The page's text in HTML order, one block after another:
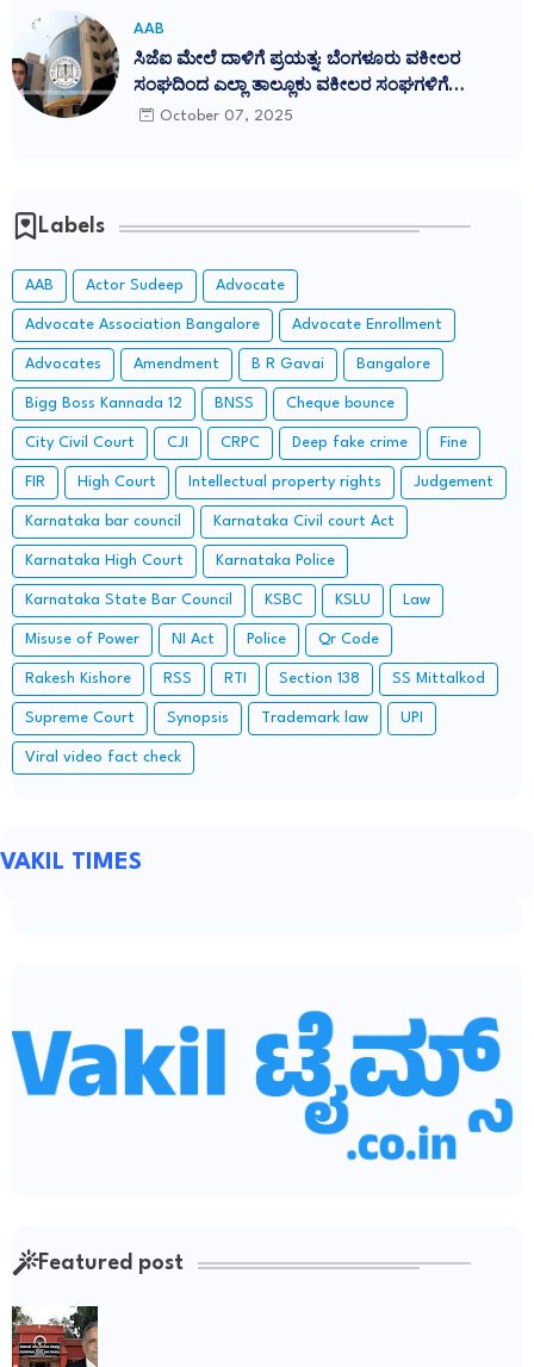
AAB
ಸಿಜೆಐ ಮೇಲೆ ದಾಳಿಗೆ ಪ್ರಯತ್ನ: ಬೆಂಗಳೂರು ವಕೀಲರ
ಸಂಘದಿಂದ ಎಲ್ಲಾ ತಾಲ್ಲೂಕು ವಕೀಲರ ಸಂಘಗಳಿಗೆ
ಪ್ರತಿಭಟನೆಗೆ ಕರೆ
October 07, 2025
Labels
AAB Actor Sudeep Advocate
Advocate Association Bangalore Advocate Enrollment
Advocates Amendment B R Gavai Bangalore
Bigg Boss Kannada 12 BNSS Cheque bounce
City Civil Court CJI CRPC Deep fake crime Fine
FIR High Court Intellectual property rights Judgement
Karnataka bar council Karnataka Civil court Act
Karnataka High Court Karnataka Police
Karnataka State Bar Council KSBC KSLU Law
Misuse of Power NI Act Police Qr Code
Rakesh Kishore RSS RTI Section 138 SS Mittalkod
Supreme Court Synopsis Trademark law UPI
Viral video fact check
VAKIL TIMES
Featured post